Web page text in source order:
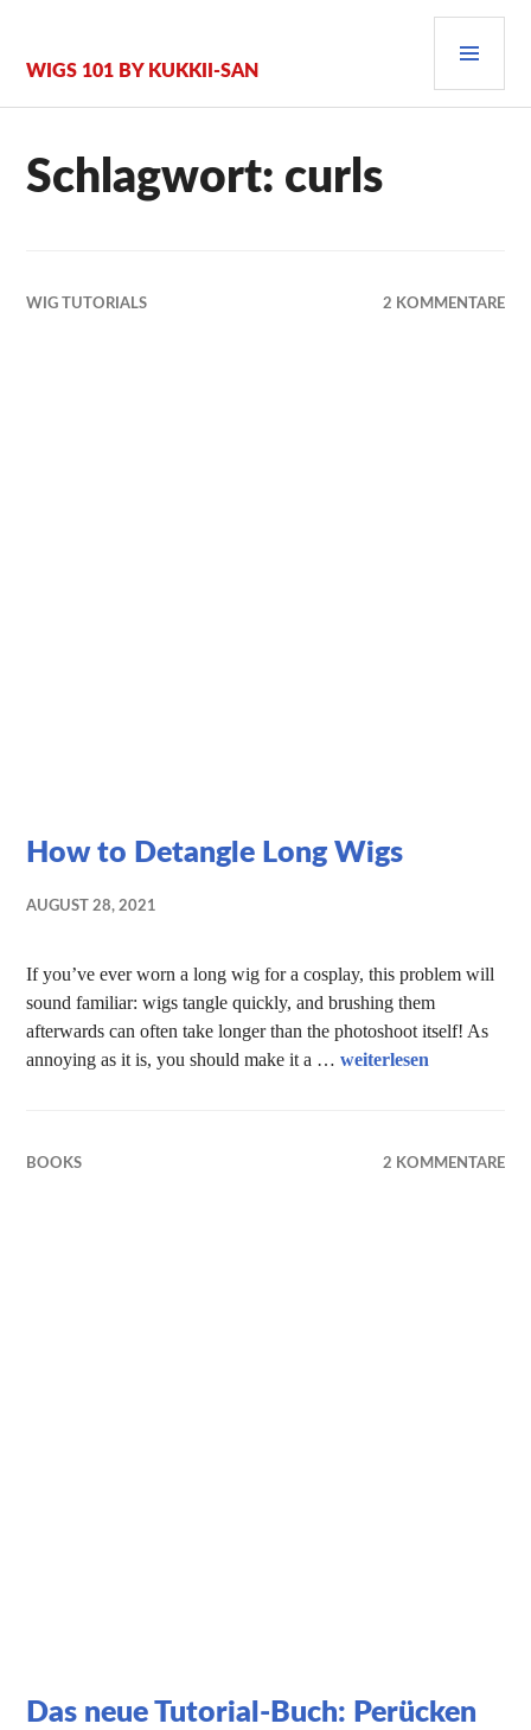
springen
WIGS 101 BY KUKKII-SAN
Schlagwort: curls
WIG TUTORIALS 2 KOMMENTARE
How to Detangle Long Wigs
AUGUST 28, 2021
If you’ve ever worn a long wig for a cosplay, this problem will
sound familiar: wigs tangle quickly, and brushing them
afterwards can often take longer than the photoshoot itself! As
annoying as it is, you should make it a …How to Detangle Long
weiterlesen
BOOKS 2 KOMMENTARE
Das neue Tutorial-Buch: Perücken